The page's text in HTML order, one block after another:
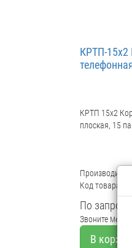
КРТП-15х2
КРТП 15х2
плоская, 15
Код товара:
По запросу
Звоните
В корзину